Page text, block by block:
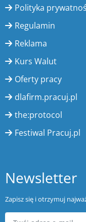
Polityka
Regulamin
Reklama
Kurs Walut
Oferty pracy
dlafirm.pracuj.pl
the:protocol
Festiwal Pracuj.pl
Newsletter
Zapisz się i otrzymuj